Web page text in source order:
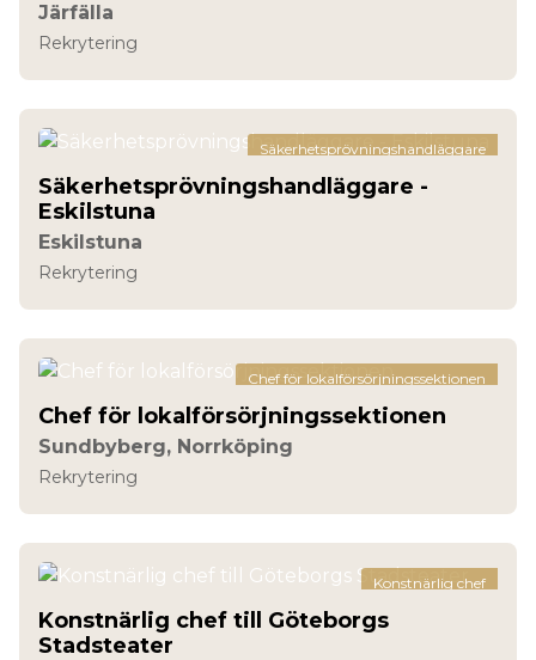
Järfälla
Rekrytering
Säkerhetsprövningshandläggare
Säkerhetsprövningshandläggare -
Eskilstuna
Eskilstuna
Rekrytering
Chef för lokalförsörjningssektionen
Chef för lokalförsörjningssektionen
Sundbyberg, Norrköping
Rekrytering
Konstnärlig chef
Konstnärlig chef till Göteborgs
Stadsteater